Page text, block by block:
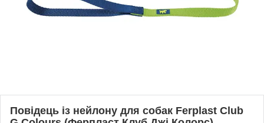
Повідець із нейлону для собак Ferplast Club